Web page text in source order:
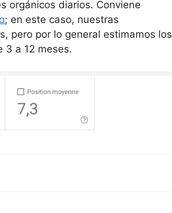
orgánicos diarios. Conviene
; en este caso, nuestras
pero por lo general estimamos los
3 a 12 meses.